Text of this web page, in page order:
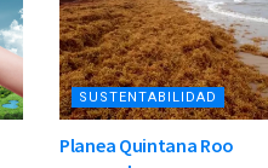
SUSTENTABILIDAD
Planea Quintana Roo